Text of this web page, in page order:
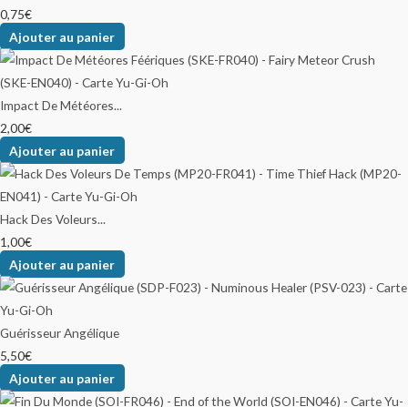
0,75€
Ajouter au panier
Impact De Météores...
2,00€
Ajouter au panier
Hack Des Voleurs...
1,00€
Ajouter au panier
Guérisseur Angélique
5,50€
Ajouter au panier